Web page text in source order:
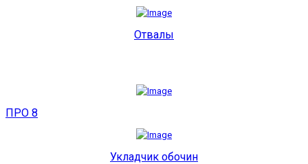
Отвалы
ПРО 8
Укладчик обочин